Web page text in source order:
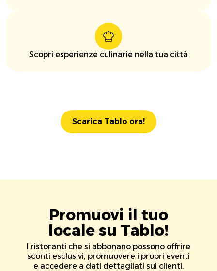
Scopri esperienze culinarie nella tua città
Scarica Tablo ora!
Promuovi il tuo
locale su Tablo!
I ristoranti che si abbonano possono offrire
sconti esclusivi, promuovere i propri eventi
e accedere a dati dettagliati sui clienti.